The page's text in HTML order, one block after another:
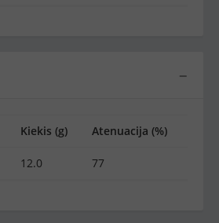
−
Kiekis (g) Atenuacija (%)
12.0 77